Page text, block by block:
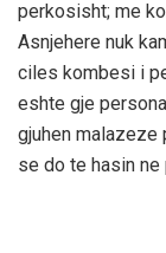
perkosisht; me
Asnjehere nuk
ciles kombesi i
eshte gje
gjuhen malazeze
se do te hasin